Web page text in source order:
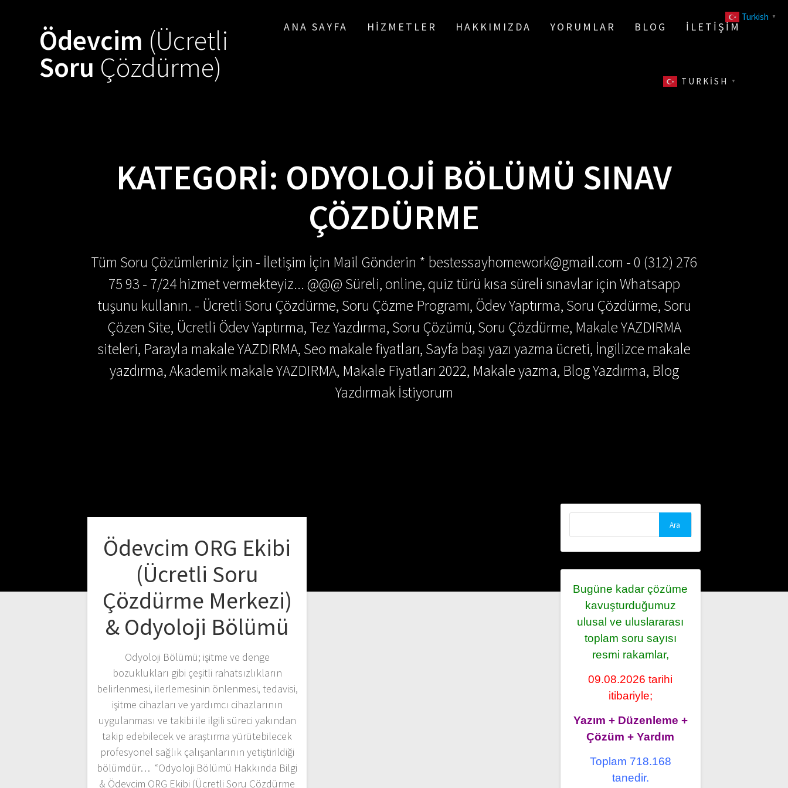
Ödevcim (Ücretli
Soru Çözdürme)
ANA SAYFA HIZMETLER HAKKIMIZDA YORUMLAR BLOG İLETIŞIM
TURKISH ▼
KATEGORI: ODYOLOJI BÖLÜMÜ SINAV
ÇÖZDÜRME
Tüm Soru Çözümleriniz İçin - İletişim İçin Mail Gönderin * bestessayhomework@gmail.com - 0 (312) 276
75 93 - 7/24 hizmet vermekteyiz... @@@ Süreli, online, quiz türü kısa süreli sınavlar için Whatsapp
tuşunu kullanın. - Ücretli Soru Çözdürme, Soru Çözme Programı, Ödev Yaptırma, Soru Çözdürme, Soru
Çözen Site, Ücretli Ödev Yaptırma, Tez Yazdırma, Soru Çözümü, Soru Çözdürme, Makale YAZDIRMA
siteleri, Parayla makale YAZDIRMA, Seo makale fiyatları, Sayfa başı yazı yazma ücreti, İngilizce makale
yazdırma, Akademik makale YAZDIRMA, Makale Fiyatları 2022, Makale yazma, Blog Yazdırma, Blog
Yazdırmak İstiyorum
Ödevcim ORG Ekibi
(Ücretli Soru
Çözdürme Merkezi)
& Odyoloji Bölümü
Odyoloji Bölümü; işitme ve denge
bozuklukları gibi çeşitli rahatsızlıkların
belirlenmesi, ilerlemesinin önlenmesi, tedavisi,
işitme cihazları ve yardımcı cihazlarının
uygulanması ve takibi ile ilgili süreci yakından
takip edebilecek ve araştırma yürütebilecek
profesyonel sağlık çalışanlarının yetiştirildiği
bölümdür… “Odyoloji Bölümü Hakkında Bilgi
& Ödevcim ORG Ekibi (Ücretli Soru Çözdürme
Bugüne kadar çözüme
kavuşturduğumuz
ulusal ve uluslararası
toplam soru sayısı
resmi rakamlar,
09.08.2026 tarihi
itibariyle;
Yazım + Düzenleme +
Çözüm + Yardım
Toplam 718.168
tanedir.
Turkish ▼